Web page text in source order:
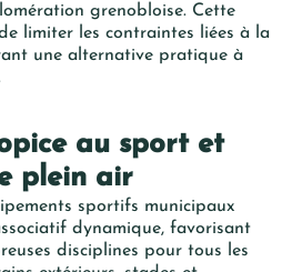
grenobloise. Cette
limiter les contraintes liées à la
une alternative pratique à
au sport et
plein air
sportifs municipaux
dynamique, favorisant
disciplines pour tous les